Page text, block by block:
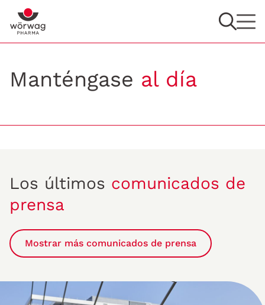
Manténgase al día
Los últimos comunicados de
prensa
Mostrar más comunicados de prensa